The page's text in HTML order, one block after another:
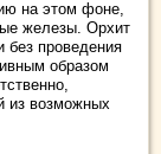
на этом фоне,
железы. Орхит
без проведения
образом
из возможных